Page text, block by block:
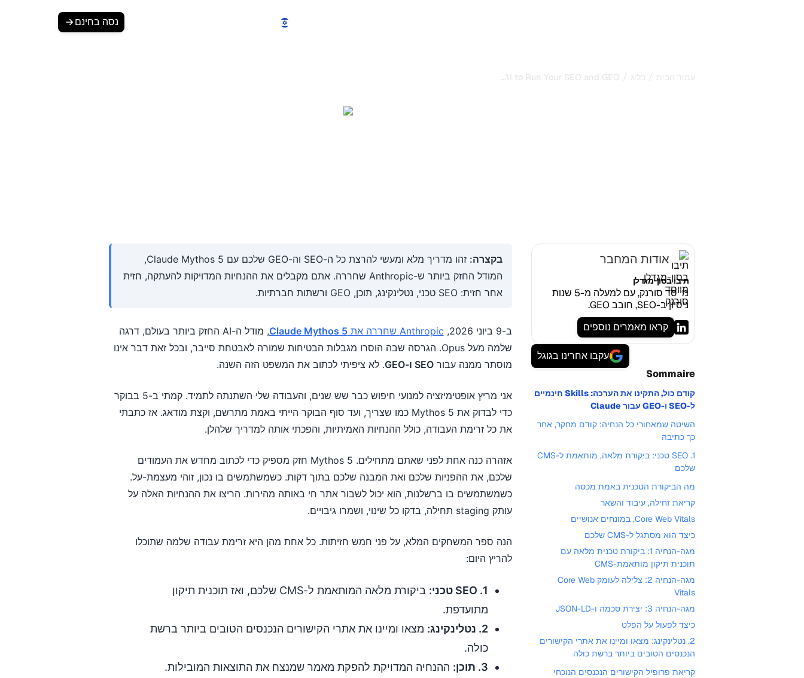
נסה בחינם
עמוד הבית / בלוג /
Claude Mythos 5: How to Use the Most Powerful AI to Run Your SEO and GEO
...
אודות המחבר
תיבו בסון-מגדלן
מייסד סורנק, עם למעלה מ-5 שנות
ניסיון ב-SEO, חובב GEO.
קראו מאמרים נוספים
עקבו אחרינו בגוגל
Sommaire
קודם כול, התקינו את הערכה: Skills חינמיים
ל-SEO ו-GEO עבור Claude
השיטה שמאחורי כל הנחיה: קודם מחקר, אחר
כך כתיבה
1. SEO טכני: ביקורת מלאה, מותאמת ל-CMS
שלכם
מה הביקורת הטכנית באמת מכסה
קריאת זחילה, עיבוד והשאר
Core Web Vitals, במונחים אנושיים
כיצד הוא מסתגל ל-CMS שלכם
מגה-הנחיה 1: ביקורת טכנית מלאה עם
תוכנית תיקון מותאמת-CMS
מגה-הנחיה 2: צלילה לעומק Core Web
Vitals
מגה-הנחיה 3: יצירת סכמה ו-JSON-LD
כיצד לפעול על הפלט
2. נטלינקינג: מצאו ומיינו את אתרי הקישורים
הנכנסים הטובים ביותר ברשת כולה
קריאת פרופיל הקישורים הנכנסים הנוכחי
בקצרה:
זהו מדריך מלא ומעשי להרצת כל ה-SEO וה-GEO שלכם עם Claude Mythos 5,
המודל החזק ביותר ש-Anthropic שחררה. אתם מקבלים את ההנחיות המדויקות להעתקה, חזית
אחר חזית: SEO טכני, נטלינקינג, תוכן, GEO ורשתות חברתיות.
ב-9 ביוני 2026, Anthropic שחררה את Claude Mythos 5
, מודל ה-AI החזק ביותר בעולם, דרגה
שלמה מעל Opus. הגרסה שבה הוסרו מגבלות הבטיחות שמורה לאבטחת סייבר, ובכל זאת דבר אינו
מוסתר ממנה עבורSEO ו-GEO . לא ציפיתי לכתוב את המשפט הזה השנה.
אני מריץ אופטימיזציה למנועי חיפוש כבר שש שנים, והעבודה שלי השתנתה לתמיד. קמתי ב-5 בבוקר
כדי לבדוק את Mythos 5 כמו שצריך, ועד סוף הבוקר הייתי באמת מתרשם, וקצת מודאג. אז כתבתי
את כל זרימת העבודה, כולל ההנחיות האמיתיות, והפכתי אותה למדריך שלהלן.
אזהרה כנה אחת לפני שאתם מתחילים. Mythos 5 חזק מספיק כדי לכתוב מחדש את העמודים
שלכם, את ההפניות שלכם ואת המבנה שלכם בתוך דקות. כשמשתמשים בו נכון, זוהי מעצמת-על.
כשמשתמשים בו ברשלנות, הוא יכול לשבור אתר חי באותה מהירות. הריצו את ההנחיות האלה על
עותק staging תחילה, בדקו כל שינוי, ושמרו גיבויים.
הנה ספר המשחקים המלא, על פני חמש חזיתות. כל אחת מהן היא זרימת עבודה שלמה שתוכלו
להריץ היום:
1. SEO טכני:
ביקורת מלאה המותאמת ל-CMS שלכם, ואז תוכנית תיקון
מתועדפת.
2. נטלינקינג:
מצאו ומיינו את אתרי הקישורים הנכנסים הטובים ביותר ברשת
כולה.
3. תוכן:
ההנחיה המדויקת להפקת מאמר שמנצח את התוצאות המובילות.